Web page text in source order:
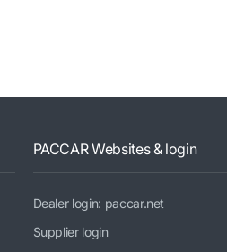
PACCAR Websites & login
Dealer login: paccar.net
Supplier login